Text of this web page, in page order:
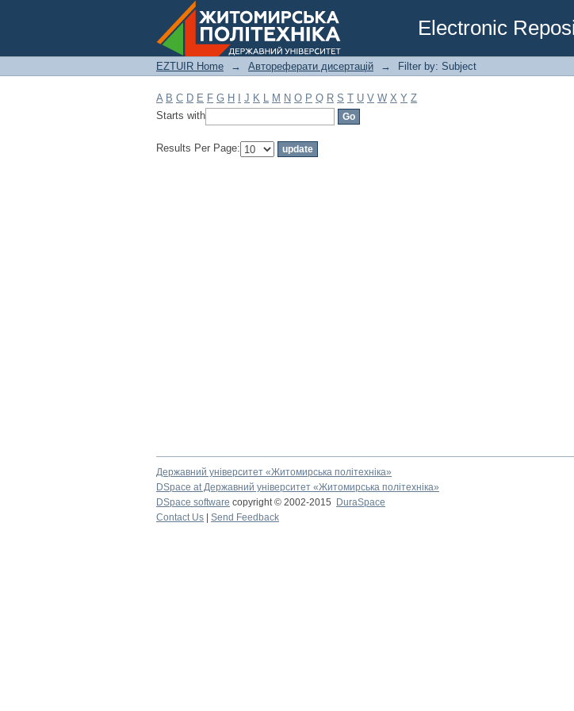
Electronic
Filter by: Subject
EZTUIR Home → Автореферати дисертацій → Filter by: Subject
A B C D E F G H J K L M N O P Q R S T U V W X Y Z
Starts with
Results Per Page:
Державний університет «Житомирська політехніка»
DSpace at Державний університет «Житомирська політехніка»
DSpace software copyright © 2002-2015 DuraSpace
Contact Us Send Feedback